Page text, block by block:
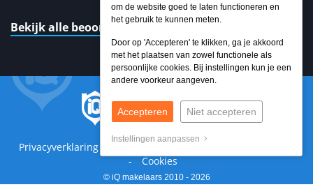
om de website goed te laten functioneren en
het gebruik te kunnen meten.
Door op 'Accepteren' te klikken, ga je akkoord
met het plaatsen van zowel functionele als
persoonlijke cookies. Bij instellingen kun je een
andere voorkeur aangeven.
Accepteren Niet accepteren
Instellingen aanpassen
Bekijk alle beoordelingen
Privacyverklaring Sitemap
Cookies
© iQ makelaars 2010 - 2026